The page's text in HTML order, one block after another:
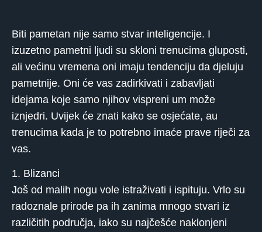
Biti pametan nije samo stvar inteligencije. I
izuzetno pametni ljudi su skloni trenucima gluposti,
ali većinu vremena oni imaju tendenciju da djeluju
pametnije. Oni će vas zadirkivati ​​i zabavljati
idejama koje samo njihov vispreni um može
iznjedri. Uvijek će znati kako se osjećate, au
trenucima kada je to potrebno imaće prave riječi za
vas.
1. Blizanci
Još od malih nogu vole istraživati ​​i ispituju. Vrlo su
radoznale prirode pa ih zanima mnogo stvari iz
različitih područja, iako su najčešće naklonjeni